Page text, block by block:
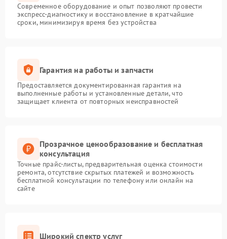
Современное оборудование и опыт позволяют провести
экспресс-диагностику и восстановление в кратчайшие
сроки, минимизируя время без устройства
Гарантия на работы и запчасти
Предоставляется документированная гарантия на
выполненные работы и установленные детали, что
защищает клиента от повторных неисправностей
Прозрачное ценообразование и бесплатная
консультация
Точные прайс-листы, предварительная оценка стоимости
ремонта, отсутствие скрытых платежей и возможность
бесплатной консультации по телефону или онлайн на
сайте
Широкий спектр услуг